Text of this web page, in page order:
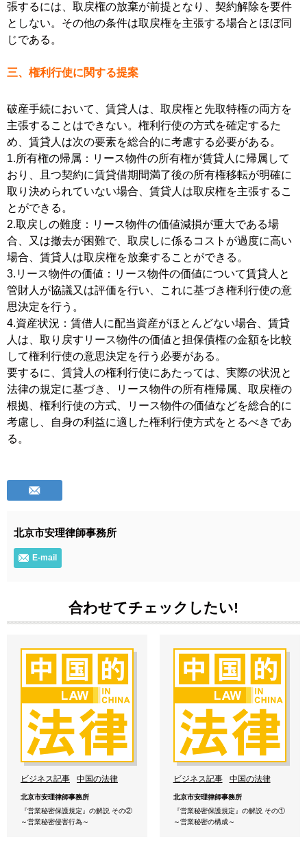
張するには、取戻権の放棄が前提となり、契約解除を要件
としない。その他の条件は取戻権を主張する場合とほぼ同
じである。
三、権利行使に関する提案
破産手続において、賃貸人は、取戻権と先取特権の両方を
主張することはできない。権利行使の方式を確定するた
め、賃貸人は次の要素を総合的に考慮する必要がある。
1.所有権の帰属：リース物件の所有権が賃貸人に帰属して
おり、且つ契約に賃貸借期間満了後の所有権移転が明確に
取り決められていない場合、賃貸人は取戻権を主張するこ
とができる。
2.取戻しの難度：リース物件の価値減損が重大である場
合、又は撤去が困難で、取戻しに係るコストが過度に高い
場合、賃貸人は取戻権を放棄することができる。
3.リース物件の価値：リース物件の価値について賃貸人と
管財人が協議又は評価を行い、これに基づき権利行使の意
思決定を行う。
4.資産状況：賃借人に配当資産がほとんどない場合、賃貸
人は、取り戻すリース物件の価値と担保債権の金額を比較
して権利行使の意思決定を行う必要がある。
要するに、賃貸人の権利行使にあたっては、実際の状況と
法律の規定に基づき、リース物件の所有権帰属、取戻権の
根拠、権利行使の方式、リース物件の価値などを総合的に
考慮し、自身の利益に適した権利行使方式をとるべきであ
る。
北京市安理律師事務所
E-mail
合わせてチェックしたい!
ビジネス記事 中国の法律
北京市安理律師事務所
『営業秘密保護規定』の解説 その②
～営業秘密侵害行為～
ビジネス記事 中国の法律
北京市安理律師事務所
『営業秘密保護規定』の解説 その①
～営業秘密の構成～